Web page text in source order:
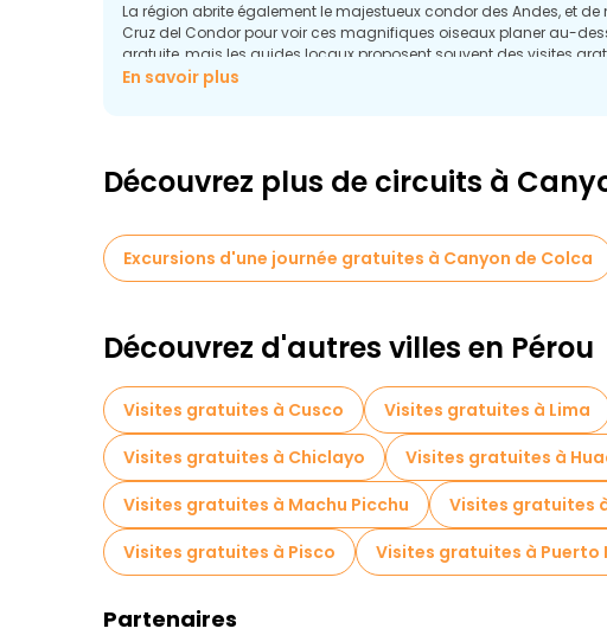
La région abrite également le majestueux condor des Andes, et
Cruz del Condor pour voir ces magnifiques oiseaux planer au-
gratuite, mais les guides locaux proposent souvent des visites
les habitudes du condor et l'importance du canyon dans la
En savoir plus
Découvrez plus de circuits à
Excursions d'une journée gratuites à Canyon de Colca
Découvrez d'autres villes en Pérou
Visites gratuites à Cusco Visites gratuites à Lima
Visites gratuites à Chiclayo
Visites gratuites à
Visites gratuites à Machu Picchu
Visites gratuites
Visites gratuites à Pisco
Visites gratuites à Puerto
Partenaires